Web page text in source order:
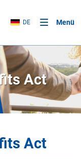
DE Menü
Act
Act